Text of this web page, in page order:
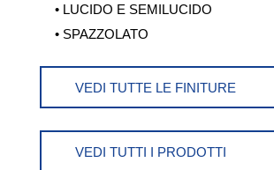
• LUCIDO E SEMILUCIDO
• SPAZZOLATO
VEDI TUTTE LE FINITURE
VEDI TUTTI I PRODOTTI